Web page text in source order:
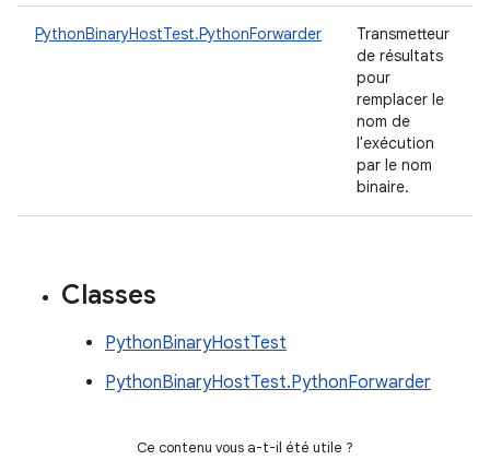
PythonBinaryHostTest.PythonForwarder
Transmetteur
de résultats
pour
remplacer le
nom de
l'exécution
par le nom
binaire.
Classes
PythonBinaryHostTest
PythonBinaryHostTest.PythonForwarder
Ce contenu vous a-t-il été utile ?